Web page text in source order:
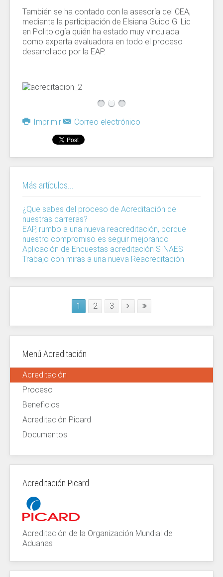
También se ha contado con la asesoría del CEA,
mediante la participación de Elsiana Guido G. Lic
en Politología quién ha estado muy vinculada
como experta evaluadora en todo el proceso
desarrollado por la EAP.
Imprimir Correo electrónico
Más artículos...
¿Que sabes del proceso de Acreditación de
nuestras carreras?
EAP, rumbo a una nueva reacreditación, porque
nuestro compromiso es seguir mejorando
Aplicación de Encuestas acreditación SINAES
Trabajo con miras a una nueva Reacreditación
1 2 3
Menú Acreditación
Acreditación
Proceso
Beneficios
Acreditación Picard
Documentos
Acreditación Picard
Acreditación de la Organización Mundial de
Aduanas